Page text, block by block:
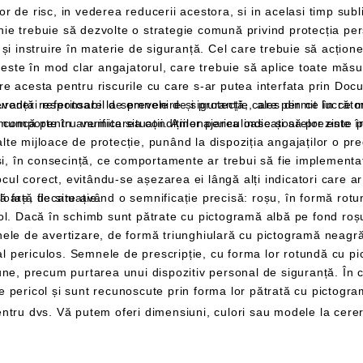
angajat,
Documentul de Evaluare a Riscurilor ratificat chiar
a cărui
sarcină este să efectueze
este în sarcina angajatorului, în cazul în care
în mod
împiedicându-l să-și asume atitudinea adecvată față de situație.
indice locația materialelor și
traseele de urmat și ieșirile de utilizat în caz de pericol și sunt
dvs. Vă putem oferi dimensiuni, culori sau modele la